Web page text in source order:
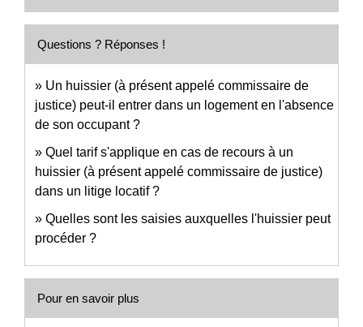
Questions ? Réponses !
Un huissier (à présent appelé commissaire de
justice) peut-il entrer dans un logement en l'absence
de son occupant ?
Quel tarif s'applique en cas de recours à un
huissier (à présent appelé commissaire de justice)
dans un litige locatif ?
Quelles sont les saisies auxquelles l'huissier peut
procéder ?
Pour en savoir plus